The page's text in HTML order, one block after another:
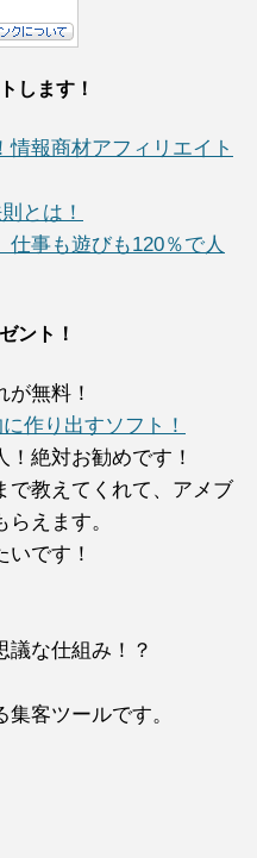
します！
報商材アフィリエイト
とは！
事も遊びも120％で人
ント！
無料！
作り出すソフト！
絶対お勧めです！
で教えてくれて、アメブ
えます。
です！
な仕組み！？
客ツールです。